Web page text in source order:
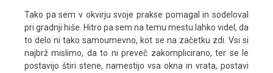
Tako pa sem v okvirju svoje prakse pomagal in sodeloval
pri gradnji hiše. Hitro pa sem na temu mestu lahko videl, da
to delo ni tako samoumevno, kot se na začetku zdi. Vsi si
najbrž mislimo, da to ni preveč zakomplicirano, ter se le
postavijo štiri stene, namestijo vsa okna in vrata, postavi